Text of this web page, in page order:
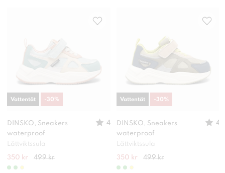
DINSKO, Sneakers
waterproof
4
Lättviktssula
350 kr 499 kr
Vattentät -30%
DINSKO, Sneakers
waterproof
4
Lättviktssula
350 kr 499 kr
Vattentät -30%